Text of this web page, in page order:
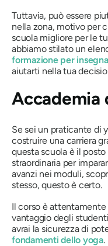
Tuttavia, può essere
nella zona, motivo per
scuola migliore per le
abbiamo stilato un
formazione per
aiutarti nella tua
Accademia
Se sei un praticante di
costruire una carriera
questa scuola è il
straordinaria per
avanzi nei moduli,
stesso, questo è certo.
Il corso è
vantaggio degli
avrai la sicurezza di
fondamenti dello yoga.